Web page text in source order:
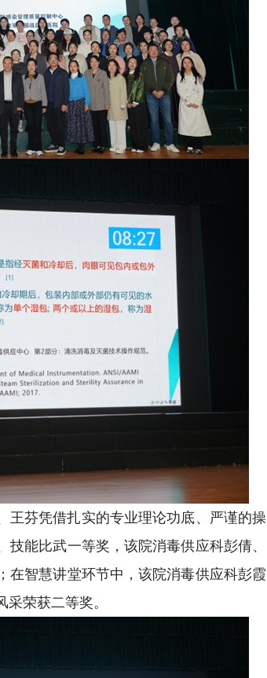
王芬凭借扎实的专业理论功底、严谨的操
能比武一等奖，该院消毒供应科彭倩、
在智慧讲堂环节中，该院消毒供应科彭霞
荣获二等奖。